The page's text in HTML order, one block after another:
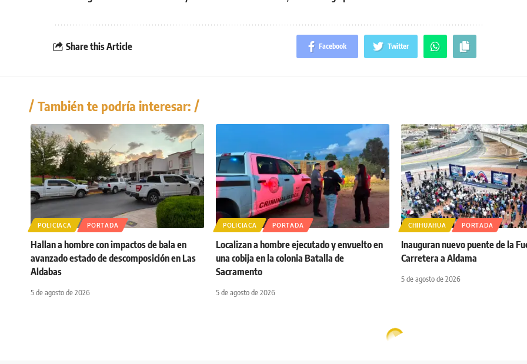
Share this Article Facebook Twitter
También te podría interesar:
POLICIACA PORTADA
Hallan a hombre con impactos de bala en
avanzado estado de descomposición en Las
Aldabas
5 de agosto de 2026
POLICIACA PORTADA
Localizan a hombre ejecutado y envuelto en
una cobija en la colonia Batalla de
Sacramento
5 de agosto de 2026
CHIHUAHUA PORTADA
Inauguran nuevo puente de la
Carretera a Aldama
5 de agosto de 2026